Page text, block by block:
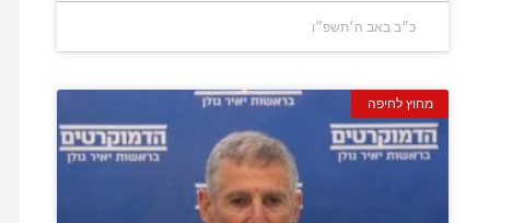
כ״ב באב ה׳תשפ״ו
מחוץ לחיפה